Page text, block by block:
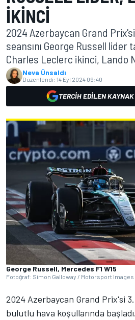
IKINCI
2024 Azerbaycan Grand
seansını George Russell
Charles Leclerc ikinci, Lando
Neva Ünsaldı
Düzenlendi: 14 Eyl 2024 09:40
TERCIH EDILEN
George Russell, Mercedes F1 W15
Fotoğraf: Simon Galloway / Motorsport Images
2024 Azerbaycan Grand Prix'si
bulutlu hava koşullarında